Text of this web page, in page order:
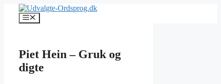
indhold
Menu
Piet Hein – Gruk og
digte